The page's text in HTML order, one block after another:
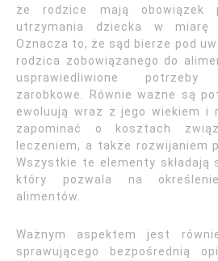
że rodzice mają obowiązek
utrzymania dziecka w miarę
Oznacza to, że sąd bierze pod
rodzica zobowiązanego do
usprawiedliwione
zarobkowe. Równie ważne są
ewoluują wraz z jego wiekiem i
zapominać o kosztach
leczeniem, a także rozwijaniem
Wszystkie te elementy składają
który pozwala na
alimentów.
Ważnym aspektem jest
sprawującego bezpośrednią